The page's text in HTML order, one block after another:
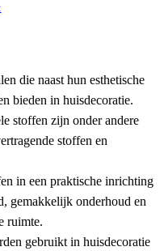
die naast hun esthetische
bieden in huisdecoratie.
stoffen zijn onder andere
stoffen en
in een praktische inrichting
gemakkelijk onderhoud en
ruimte.
gebruikt in huisdecoratie